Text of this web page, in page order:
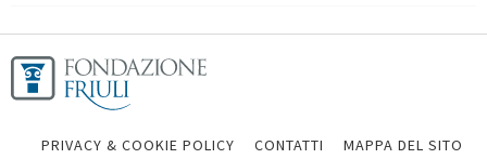
PRIVACY & COOKIE POLICY CONTATTI MAPPA DEL SITO